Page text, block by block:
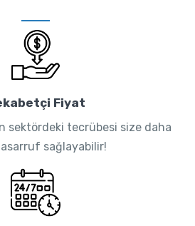
Fiyat
sektördeki tecrübesi size daha
sağlayabilir!